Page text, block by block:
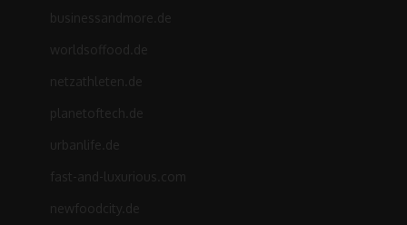
businessandmore.de
worldsoffood.de
netzathleten.de
planetoftech.de
urbanlife.de
fast-and-luxurious.com
newfoodcity.de